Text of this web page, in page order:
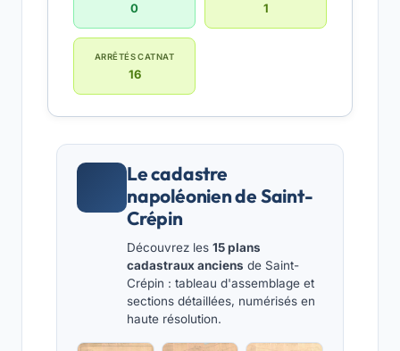
0 1
ARRÊTÉS CATNAT
16
Le cadastre
napoléonien de Saint-
Crépin
Découvrez les 15 plans
cadastraux anciens de Saint-
Crépin : tableau d'assemblage et
sections détaillées, numérisés en
haute résolution.